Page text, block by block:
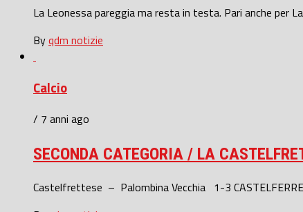
La Leonessa pareggia ma resta in testa. Pari anche per
Byqdm notizie
Calcio
/ 7 anni ago
SECONDA CATEGORIA / LA
Castelfrettese – Palombina Vecchia 1-3